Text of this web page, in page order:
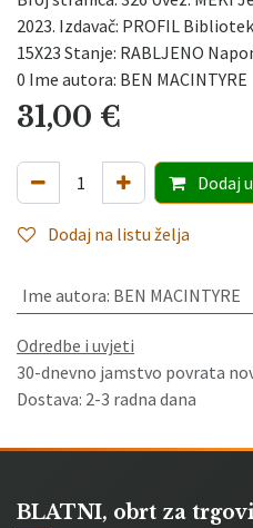
2023. Izdavač: PROFIL
15X23 Stanje: RABLJENO
0 Ime autora: BEN MACINTYRE
31,00 €
Dodaj
Dodaj na listu želja
Ime autora: BEN MACINTYRE
Odredbe i uvjeti
30-dnevno jamstvo povrata
Dostava: 2-3 radna dana
BLATNI, obrt za